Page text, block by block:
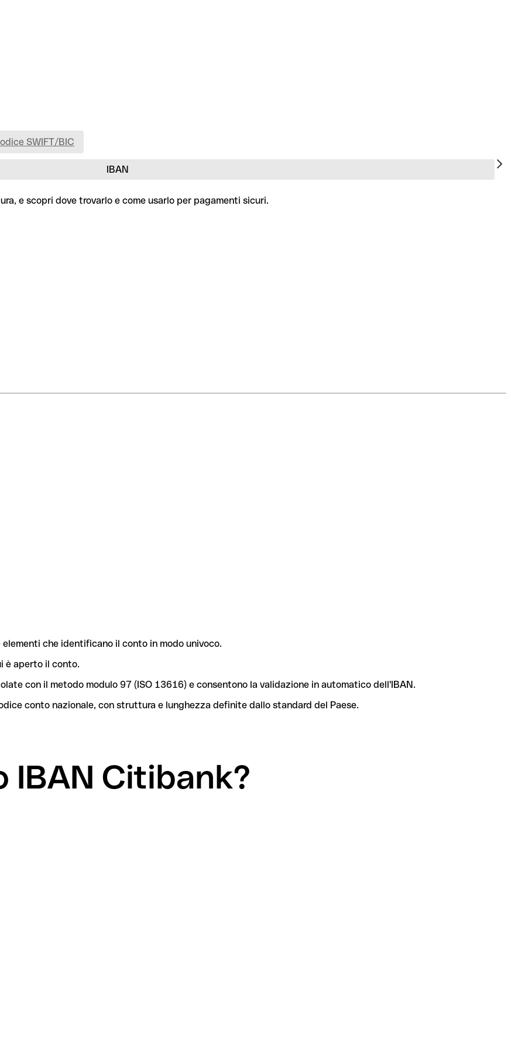
IBAN
SWIFT/BIC
e scopri dove trovarlo e come usarlo per pagamenti sicuri.
che identificano il conto in modo univoco.
è aperto il conto.
con il metodo modulo 97 (ISO 13616) e consentono la validazione in automatico dell'IBAN.
conto nazionale, con struttura e lunghezza definite dallo standard del Paese.
IBAN Citibank?